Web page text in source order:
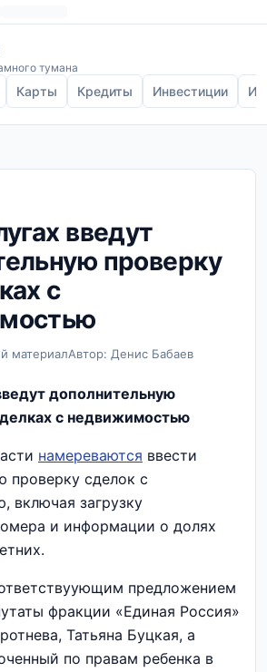
тумана
Карты Кредиты Инвестиции
введут
проверку
с
материалАвтор: Денис Бабаев
дополнительную
с недвижимостью
намереваются ввести
проверку сделок с
включая загрузку
и информации о долях
предложением
фракции «Единая Россия»
Татьяна Буцкая, а
по правам ребенка в